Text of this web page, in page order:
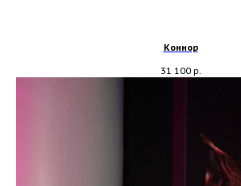
Коннор
31 100 р.